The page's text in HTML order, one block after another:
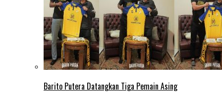
Barito Putera Datangkan Tiga Pemain Asing